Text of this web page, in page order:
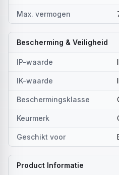
Max. vermogen
Bescherming & Veiligheid
IP-waarde
IK-waarde
Beschermingsklasse
Keurmerk
Geschikt voor
Product Informatie